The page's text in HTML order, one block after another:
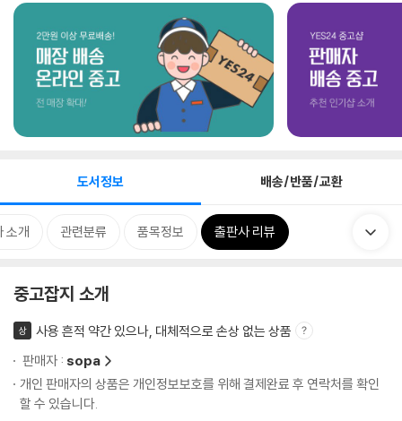
도서정보 배송/반품/교환
소개 관련분류 품목정보 출판사 리뷰
중고잡지 소개
상
사용 흔적 약간 있으나, 대체적으로 손상 없는 상품
판매자 : sopa
개인 판매자의 상품은 개인정보보호를 위해 결제완료 후 연락처를 확인
할 수 있습니다.